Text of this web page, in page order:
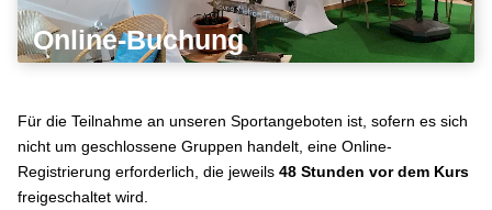
Online-Buchung
Für die Teilnahme an unseren Sportangeboten ist, sofern es sich
nicht um geschlossene Gruppen handelt, eine Online-
Registrierung erforderlich, die jeweils 48 Stunden vor dem Kurs
freigeschaltet wird.